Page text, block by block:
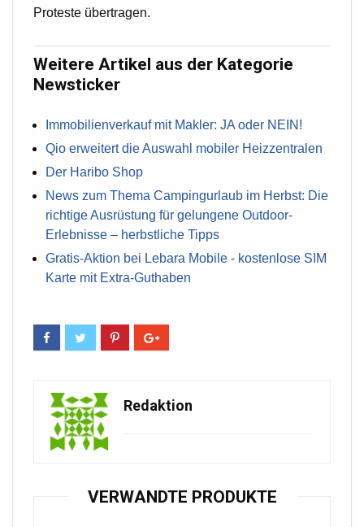
Proteste übertragen.
Weitere Artikel aus der Kategorie
Newsticker
Immobilienverkauf mit Makler: JA oder NEIN!
Qio erweitert die Auswahl mobiler Heizzentralen
Der Haribo Shop
News zum Thema Campingurlaub im Herbst: Die
richtige Ausrüstung für gelungene Outdoor-
Erlebnisse – herbstliche Tipps
Gratis-Aktion bei Lebara Mobile - kostenlose SIM
Karte mit Extra-Guthaben
Redaktion
VERWANDTE PRODUKTE